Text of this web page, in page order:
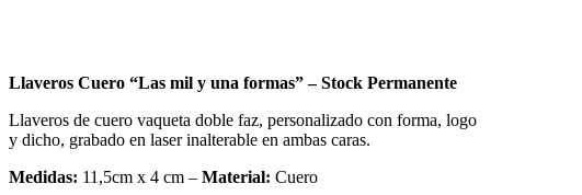
Llaveros Cuero “Las mil y una formas” – Stock Permanente
Llaveros de cuero vaqueta doble faz, personalizado con forma, logo
y dicho, grabado en laser inalterable en ambas caras.
Medidas: 11,5cm x 4 cm – Material: Cuero